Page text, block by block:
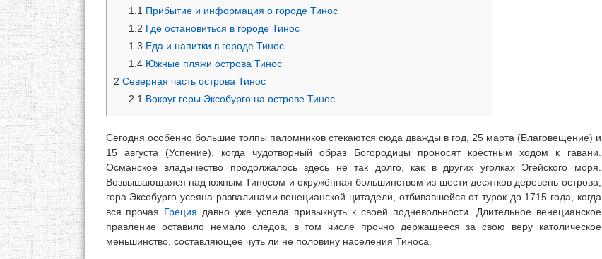
1.1 Прибытие и информация о городе Тинос
1.2 Где остановиться в городе Тинос
1.3 Еда и напитки в городе Тинос
1.4Южные пляжи острова Тинос
2 Северная часть острова Тинос
2.1 Вокруг горы Эксобурго на острове Тинос
Сегодня особенно большие толпы паломников стекаются сюда дважды в год, 25 марта (Благовещение) и
15 августа (Успение), когда чудотворный образ Богородицы проносят крёстным ходом к гавани.
Османское владычество продолжалось здесь не так долго, как в других уголках Эгейского моря.
Возвышающаяся над южным Тиносом и окружённая большинством из шести десятков деревень острова,
гора Эксобурго усеяна развалинами венецианской цитадели, отбивавшейся от турок до 1715 года, когда
вся прочая Греция давно уже успела привыкнуть к своей подневольности. Длительное венецианское
правление оставило немало следов, в том числе прочно держащееся за свою веру католическое
меньшинство, составляющее чуть ли не половину населения Тиноса.